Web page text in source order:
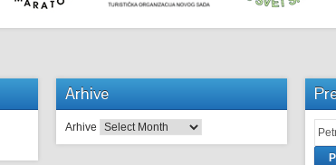
Arhive
Arhive